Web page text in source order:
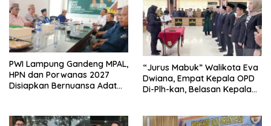
PWI Lampung Gandeng MPAL,
HPN dan Porwanas 2027
Disiapkan Bernuansa Adat
“Jurus Mabuk” Walikota Eva
Dwiana, Empat Kepala OPD
Di-Plh-kan, Belasan Kepala